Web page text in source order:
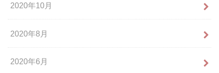
2020年10月
2020年8月
2020年6月